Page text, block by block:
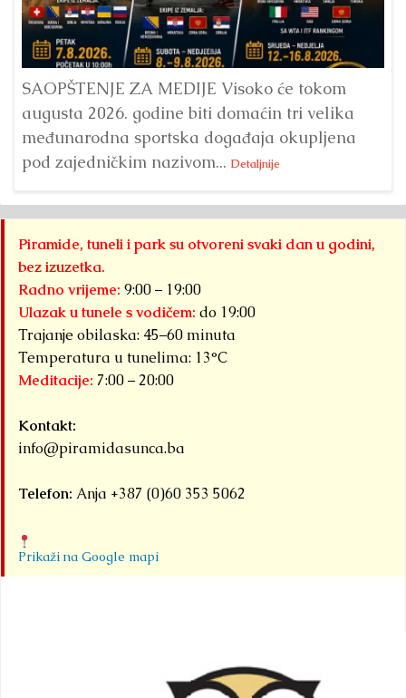
SAOPŠTENJE ZA MEDIJE Visoko će tokom
augusta 2026. godine biti domaćin tri velika
međunarodna sportska događaja okupljena
pod zajedničkim nazivom... Detaljnije
Piramide, tuneli i park su otvoreni svaki dan u godini,
bez izuzetka.
Radno vrijeme: 9:00 – 19:00
Ulazak u tunele s vodičem: do 19:00
Trajanje obilaska: 45–60 minuta
Temperatura u tunelima: 13°C
Meditacije: 7:00 – 20:00
Kontakt:
info@piramidasunca.ba
Telefon: Anja +387 (0)60 353 5062
Prikaži na Google mapi